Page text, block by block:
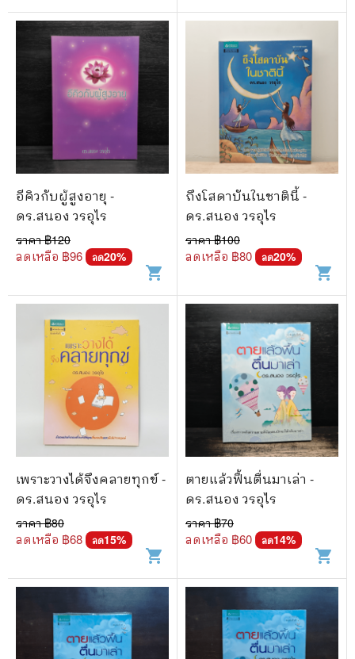
อีคิวกับผู้สูงอายุ -
ดร.สนอง วรอุไร
ราคา ฿120
ลดเหลือ ฿96 ลด20%
shopping_cart
ถึงโสดาบันในชาตินี้ -
ดร.สนอง วรอุไร
ราคา ฿100
ลดเหลือ ฿80 ลด20%
shopping_cart
เพราะวางได้จึงคลายทุกข์ -
ดร.สนอง วรอุไร
ราคา ฿80
ลดเหลือ ฿68 ลด15%
shopping_cart
ตายแล้วฟื้นตื่นมาเล่า -
ดร.สนอง วรอุไร
ราคา ฿70
ลดเหลือ ฿60 ลด14%
shopping_cart